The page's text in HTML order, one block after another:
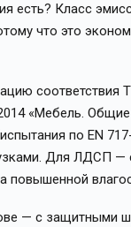
есть? Класс
что это
«Мебель.
по EN
Для ЛДСП —
повышенной
— с защитными